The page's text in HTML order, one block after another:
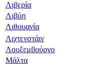
Λιβερία
Λιβύη
Λιθουανία
Λιχτενστάιν
Λουξεμβούργο
Μάλτα